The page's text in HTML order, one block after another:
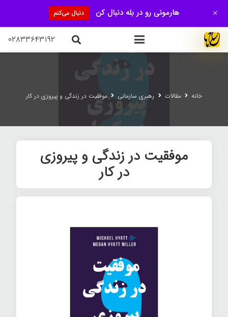
۰۲۸۳۳۶۴۳۱۹۲
خانه مقالات رهبری سازمانی موفقیت در زندگی و پیروزی در کار
موفقیت در زندگی و پیروزی
در کار
هارمونی رو در بله دنبال کن دنبال می‌کنم +